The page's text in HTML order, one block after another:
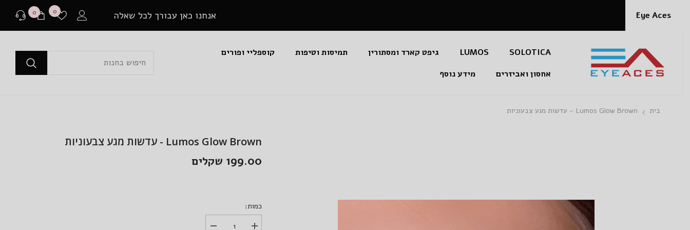
Eye Aces אנחנו כאן עבורך לכל שאלה 0 רשימת
משאלות
0
0
פריטים
בכל שאלה או התלבטות ניתן ליצור איתנו קשר במגוון
או לבקר בדף שאלות ותשובות שלנו
SOLOTICA
LUMOS גיפט קארד ומסתורין תמיסות וטיפות
קוספליי ופורים
אחסון ואביזרים
מידע נוסף
בית Lumos Glow Brown - עדשות מגע צבעוניות
Lumos Glow Brown - עדשות מגע צבעוניות
199.00 שקלים
כמות: